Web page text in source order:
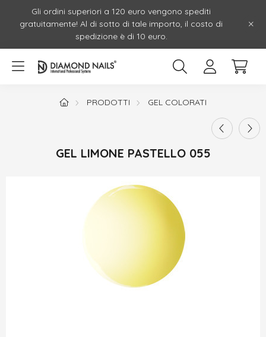
Gli ordini superiori a 120 euro vengono spediti
gratuitamente! Al di sotto di tale importo, il costo di
spedizione è di 10 euro.
PRODOTTI GEL COLORATI
GEL LIMONE PASTELLO 055